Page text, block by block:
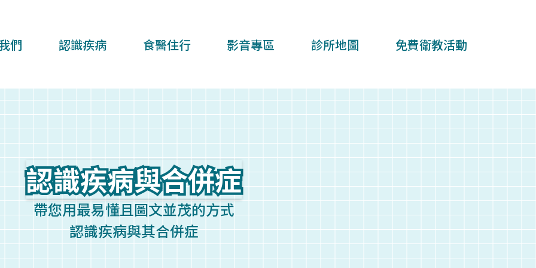
們 認識疾病 食醫住行 影音專區 診所地圖 免費衛教活動
認識疾病與合併症
認識疾病與合併症
帶您用最易懂且圖文並茂的方式
認識疾病與其合併症